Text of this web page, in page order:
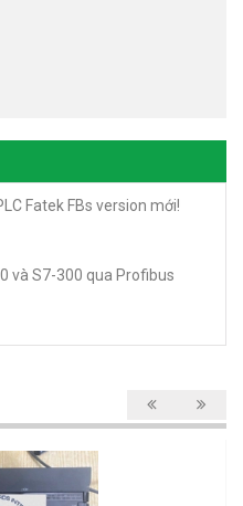
Fatek FBs version mới!
và S7-300 qua Profibus